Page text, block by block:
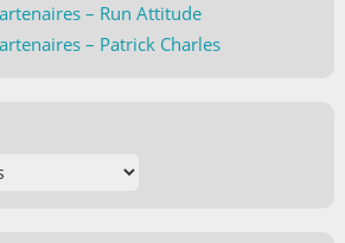
– Run Attitude
– Patrick Charles